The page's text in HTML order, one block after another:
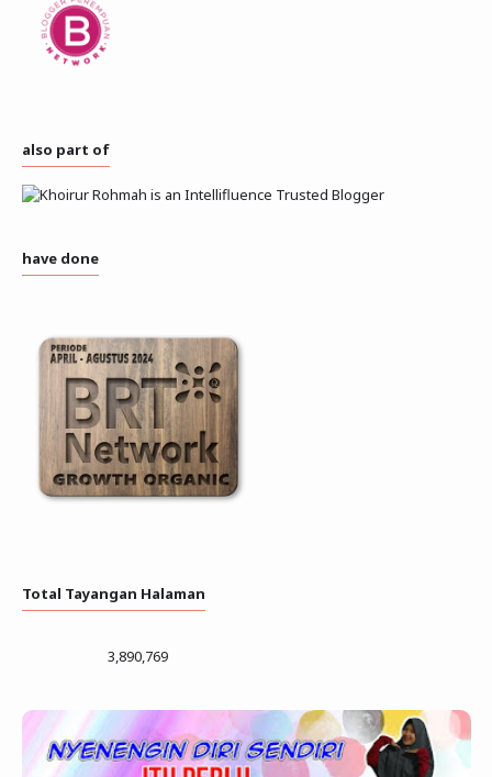
also part of
have done
Total Tayangan Halaman
3,890,769